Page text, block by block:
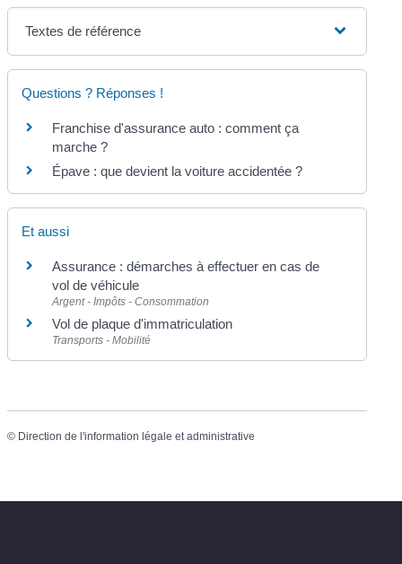
Textes de référence
Questions ? Réponses !
Franchise d'assurance auto : comment ça
marche ?
Épave : que devient la voiture accidentée ?
Et aussi
Assurance : démarches à effectuer en cas de
vol de véhicule
Argent - Impôts - Consommation
Vol de plaque d'immatriculation
Transports - Mobilité
© Direction de l'information légale et administrative